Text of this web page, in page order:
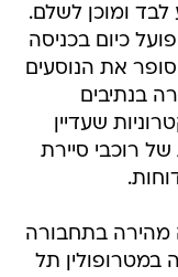
לבד ומוכן לשלם.
כיום בכניסה
את הנוסעים
בנתיבים
שעדיין
של רוכבי סיירת
בתחבורה
במטרופולין תל